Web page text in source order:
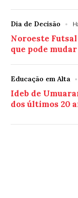
Dia de Decisão
Noroeste
que pode
Educação em Alta
Ideb de
dos últimos 20